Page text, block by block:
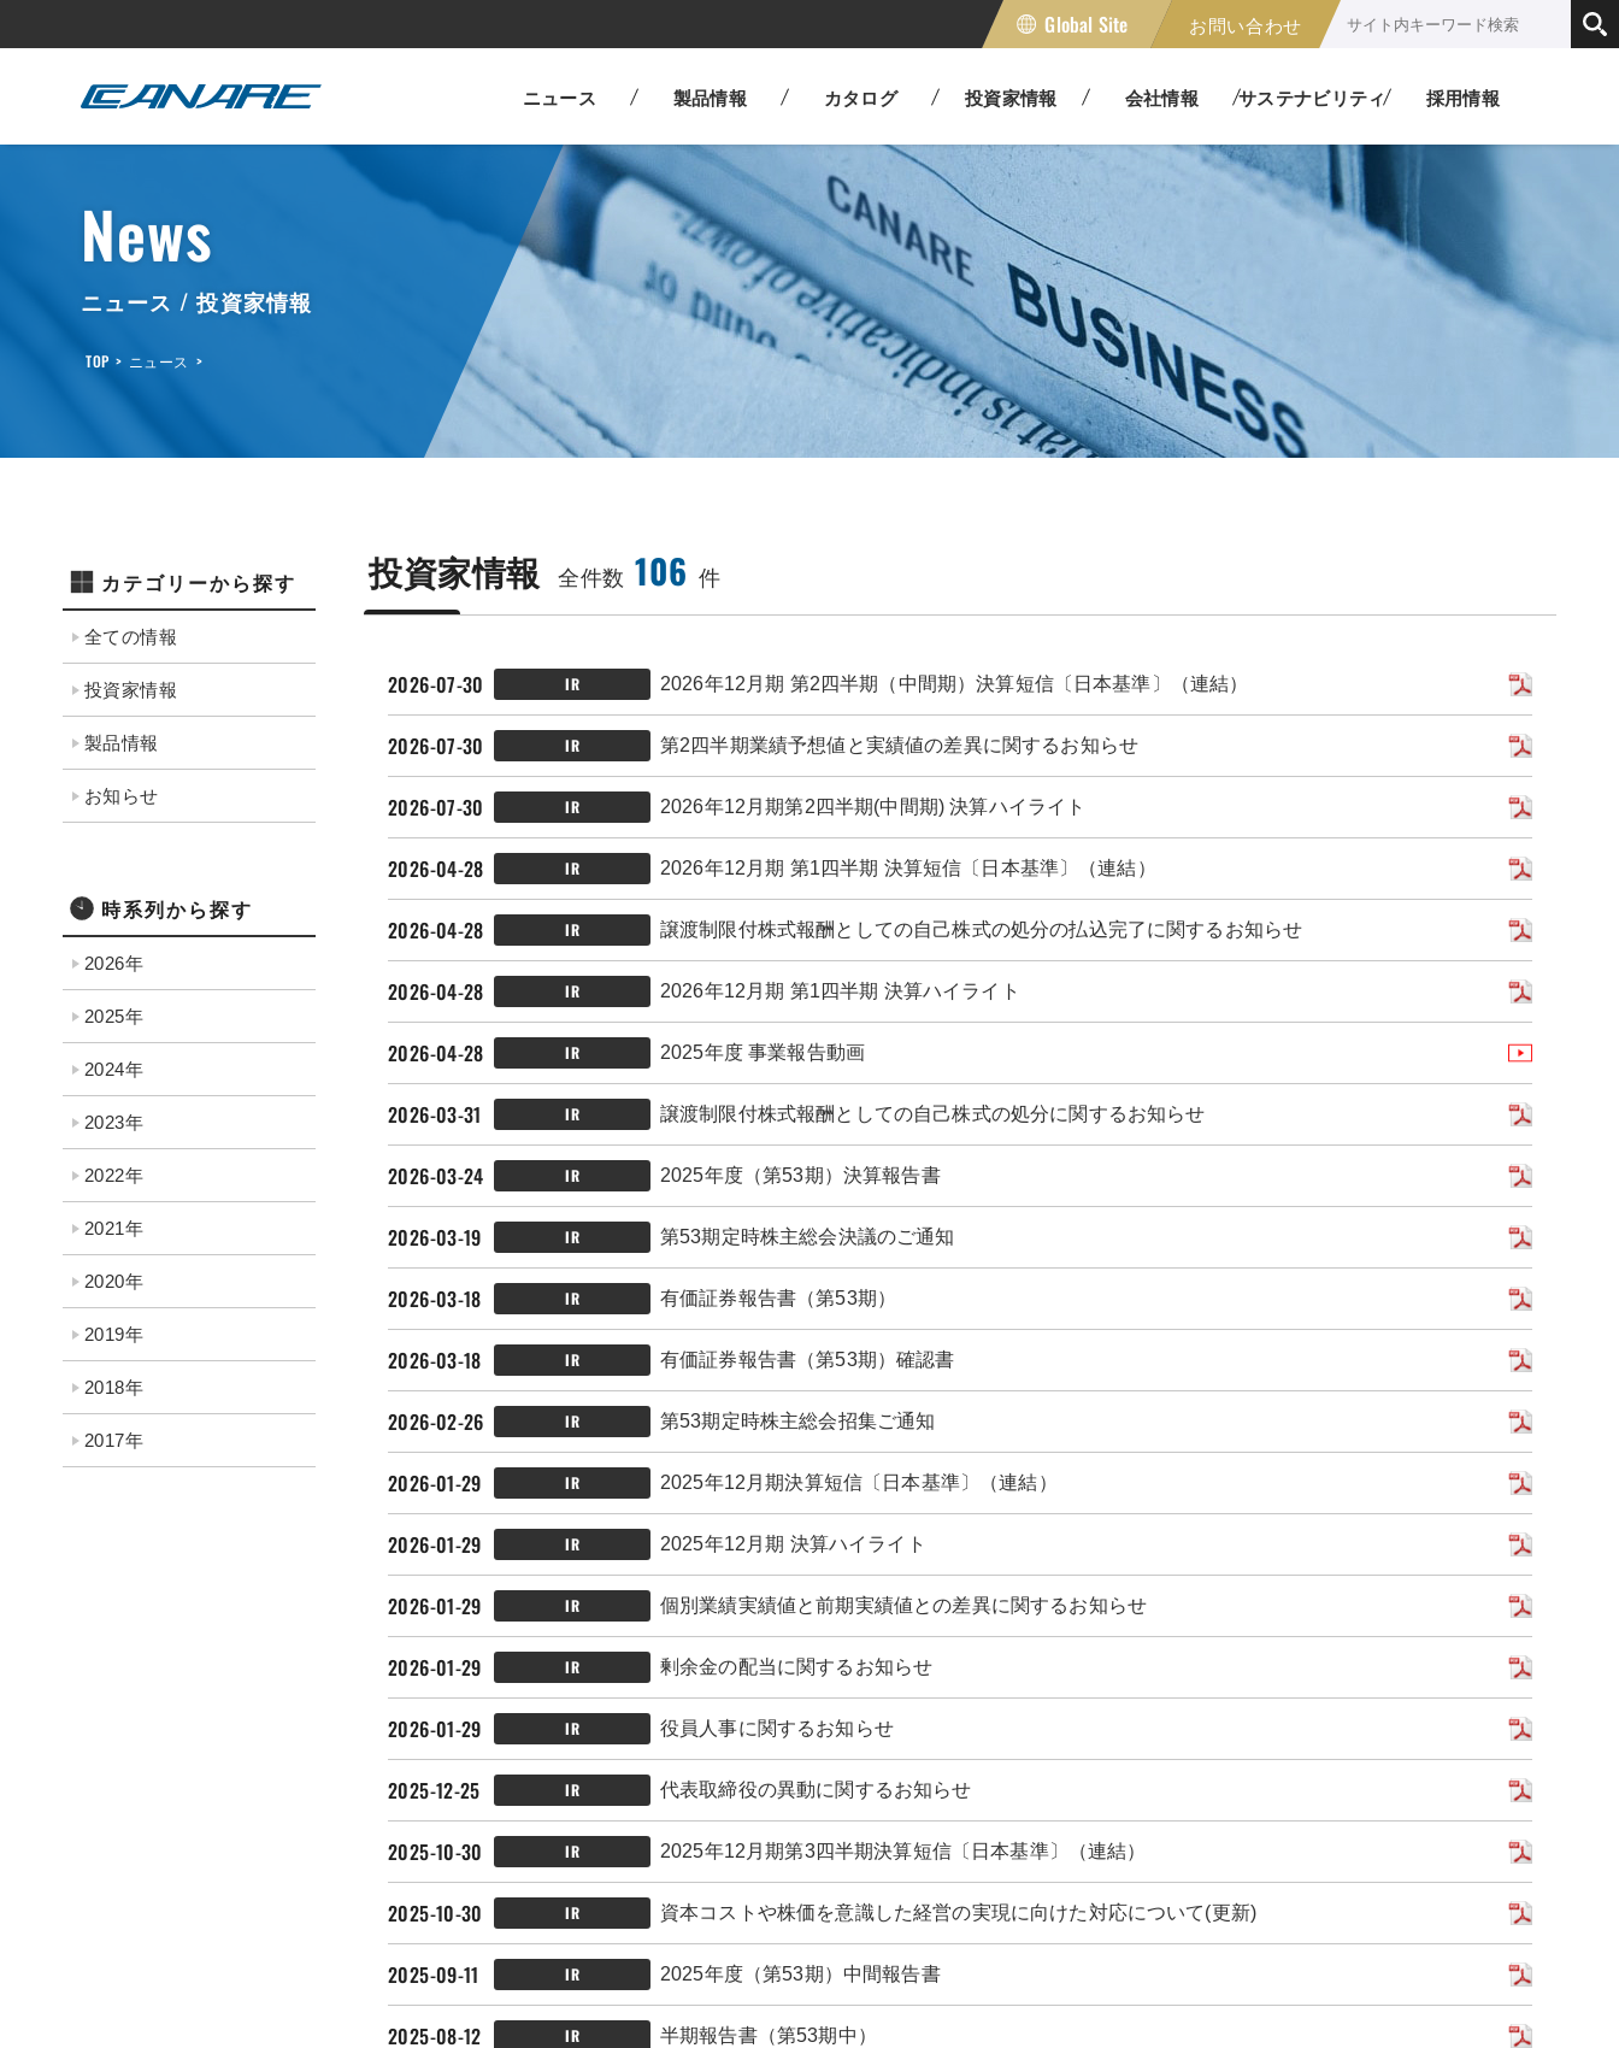
Global Site お問い合わせ
カナレ電気
ニュース 製品情報
製品情報
工具
ケーブル
パッチ盤・コネクタパネル
マルチケーブルシステム
ケーブルリール
接続ケーブル
AV&コンソールソリューショ
ン
デジタルネットワーク製品 高パワー用光ファイバ関連製
カタログ
カタログ・リーフレット WEB CATALOG WEB AV & CONSOLE CATALOG CATALOG REQUEST
投資家情報
投資家情報
IR NEWS IR MESSAGE HIGHLIGHT
IR FINANCIAL IR LIBRARY TO SHAREHOLDER BENEFIT
株主還元
SHAREHOLDER BENEFIT PROGRAM
会社情報
会社情報
OUTLINE OFFICE MESSAGE
HISTORY ORGANIZATION IDENTITY
企業統治
GOVERNANCE
開発方針
DEVELOPMENT
サステナビリティ
サステナビリティ ROHS ENVIRONMENT SOCIAL CONTRIBUTION
採用情報
採用情報
カナレの強みと魅力 福利厚生 教育/研修
一日の流れ
THE FLOW OF THE DAY
News
ニュース / 投資家情報
TOP > ニュース >
投資家情報 全件数 106 件
2026-07-30 IR 2026年12月期 第2四半期（中間期）決算短信〔日本基準〕（連結）
2026-07-30 IR 第2四半期業績予想値と実績値の差異に関するお知らせ
2026-07-30 IR 2026年12月期第2四半期(中間期) 決算ハイライト
2026-04-28 IR 2026年12月期 第1四半期 決算短信〔日本基準〕（連結）
2026-04-28 IR 譲渡制限付株式報酬としての自己株式の処分の払込完了に関するお知らせ
2026-04-28 IR 2026年12月期 第1四半期 決算ハイライト
2026-04-28 IR 2025年度 事業報告動画
2026-03-31 IR 譲渡制限付株式報酬としての自己株式の処分に関するお知らせ
2026-03-24 IR 2025年度（第53期）決算報告書
2026-03-19 IR 第53期定時株主総会決議のご通知
2026-03-18 IR 有価証券報告書（第53期）
2026-03-18 IR 有価証券報告書（第53期）確認書
2026-02-26 IR 第53期定時株主総会招集ご通知
2026-01-29 IR 2025年12月期決算短信〔日本基準〕（連結）
2026-01-29 IR 2025年12月期 決算ハイライト
2026-01-29 IR 個別業績実績値と前期実績値との差異に関するお知らせ
2026-01-29 IR 剰余金の配当に関するお知らせ
2026-01-29 IR 役員人事に関するお知らせ
2025-12-25 IR 代表取締役の異動に関するお知らせ
2025-10-30 IR 2025年12月期第3四半期決算短信〔日本基準〕（連結）
2025-10-30 IR 資本コストや株価を意識した経営の実現に向けた対応について(更新)
2025-09-11 IR 2025年度（第53期）中間報告書
2025-08-12 IR 半期報告書（第53期中）
カテゴリーから探す
全ての情報
投資家情報
製品情報
お知らせ
時系列から探す
2026年
2025年
2024年
2023年
2022年
2021年
2020年
2019年
2018年
2017年